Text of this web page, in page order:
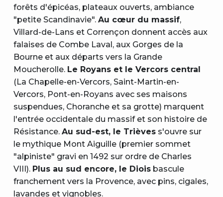
forêts d'épicéas, plateaux ouverts, ambiance
"petite Scandinavie". Au cœur du massif,
Villard-de-Lans et Corrençon donnent accès aux
falaises de Combe Laval, aux Gorges de la
Bourne et aux départs vers la Grande
Moucherolle. Le Royans et le Vercors central
(La Chapelle-en-Vercors, Saint-Martin-en-
Vercors, Pont-en-Royans avec ses maisons
suspendues, Choranche et sa grotte) marquent
l'entrée occidentale du massif et son histoire de
Résistance. Au sud-est, le Trièves s'ouvre sur
le mythique Mont Aiguille (premier sommet
"alpiniste" gravi en 1492 sur ordre de Charles
VIII). Plus au sud encore, le Diois bascule
franchement vers la Provence, avec pins, cigales,
lavandes et vignobles.